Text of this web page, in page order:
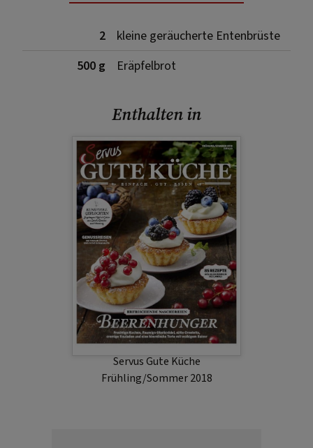
2
kleine geräucherte Entenbrüste
500 g
Eräpfelbrot
Enthalten in
Servus Gute Küche
Frühling/Sommer 2018